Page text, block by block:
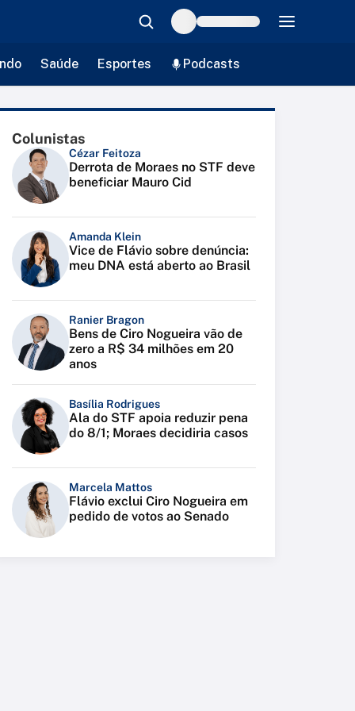
Saúde Esportes Podcasts
Colunistas
Cézar Feitoza
Derrota de Moraes no STF deve
beneficiar Mauro Cid
Amanda Klein
Vice de Flávio sobre denúncia:
meu DNA está aberto ao Brasil
Ranier Bragon
Bens de Ciro Nogueira vão de
zero a R$ 34 milhões em 20
anos
Basília Rodrigues
Ala do STF apoia reduzir pena
do 8/1; Moraes decidiria casos
Marcela Mattos
Flávio exclui Ciro Nogueira em
pedido de votos ao Senado